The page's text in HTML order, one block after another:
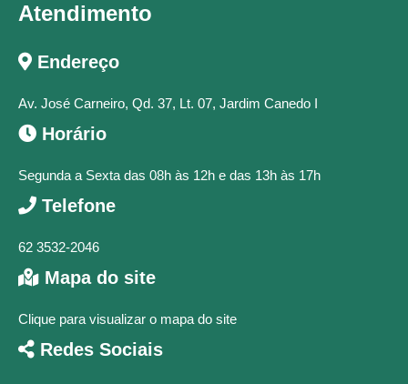
Atendimento
Endereço
Av. José Carneiro, Qd. 37, Lt. 07, Jardim Canedo I
Horário
Segunda a Sexta das 08h às 12h e das 13h às 17h
Telefone
62 3532-2046
Mapa do site
Clique para visualizar o mapa do site
Redes Sociais